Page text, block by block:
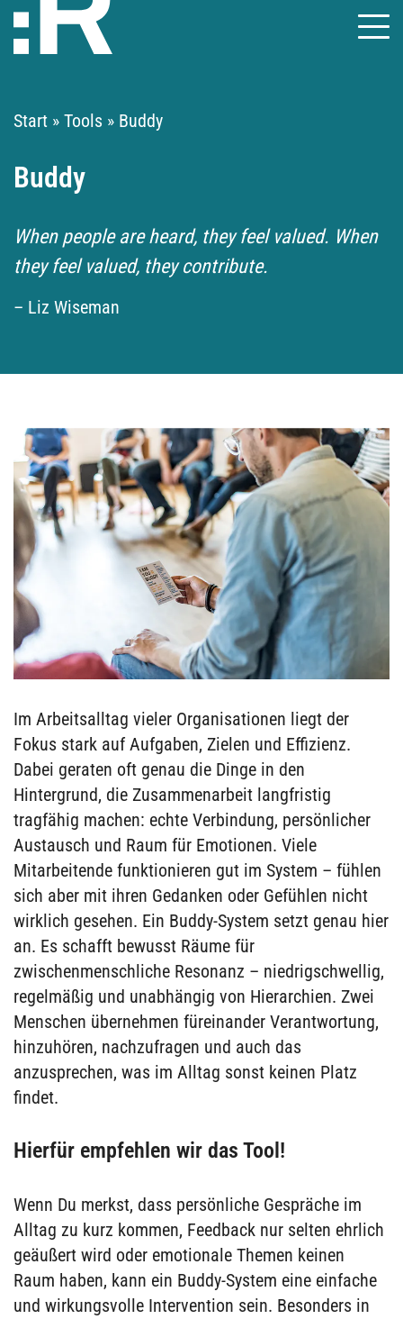
Start » Tools » Buddy
Buddy
When people are heard, they feel valued. When
they feel valued, they contribute.
– Liz Wiseman
Im Arbeitsalltag vieler Organisationen liegt der
Fokus stark auf Aufgaben, Zielen und Effizienz.
Dabei geraten oft genau die Dinge in den
Hintergrund, die Zusammenarbeit langfristig
tragfähig machen: echte Verbindung, persönlicher
Austausch und Raum für Emotionen. Viele
Mitarbeitende funktionieren gut im System – fühlen
sich aber mit ihren Gedanken oder Gefühlen nicht
wirklich gesehen. Ein Buddy-System setzt genau hier
an. Es schafft bewusst Räume für
zwischenmenschliche Resonanz – niedrigschwellig,
regelmäßig und unabhängig von Hierarchien. Zwei
Menschen übernehmen füreinander Verantwortung,
hinzuhören, nachzufragen und auch das
anzusprechen, was im Alltag sonst keinen Platz
findet.
Hierfür empfehlen wir das Tool!
Wenn Du merkst, dass persönliche Gespräche im
Alltag zu kurz kommen, Feedback nur selten ehrlich
geäußert wird oder emotionale Themen keinen
Raum haben, kann ein Buddy-System eine einfache
und wirkungsvolle Intervention sein. Besonders in